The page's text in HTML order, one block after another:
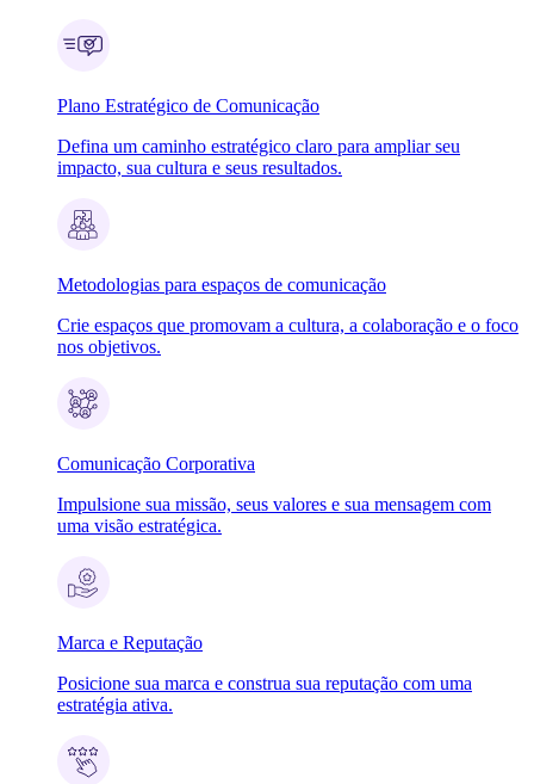
Plano Estratégico de Comunicação
Defina um caminho estratégico claro para ampliar seu
impacto, sua cultura e seus resultados.
Metodologias para espaços de comunicação
Crie espaços que promovam a cultura, a colaboração e o foco
nos objetivos.
Comunicação Corporativa
Impulsione sua missão, seus valores e sua mensagem com
uma visão estratégica.
Marca e Reputação
Posicione sua marca e construa sua reputação com uma
estratégia ativa.